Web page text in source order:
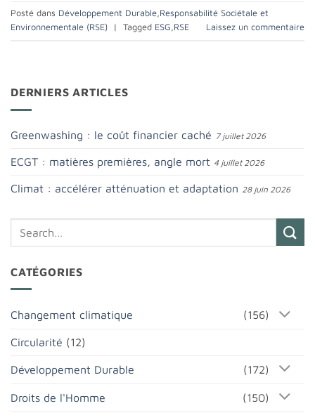
Posté dans Développement Durable,Responsabilité Sociétale et
Environnementale (RSE)
| Tagged ESG,RSE Laissez un commentaire
DERNIERS ARTICLES
Greenwashing : le coût financier caché 7 juillet 2026
ECGT : matières premières, angle mort 4 juillet 2026
Climat : accélérer atténuation et adaptation 28 juin 2026
CATÉGORIES
Changement climatique (156)
Circularité (12)
Développement Durable (172)
Droits de l'Homme (150)